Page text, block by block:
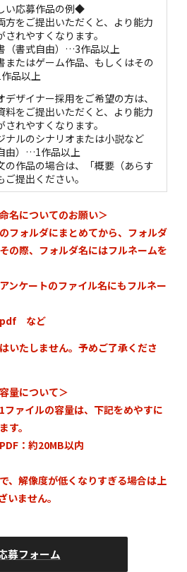
い応募作品の例◆
方をご提出いただくと、より能力
されやすくなります。
（書式自由）…3作品以上
またはゲーム作品、もしくはその
品以上
デザイナー採用をご希望の方は、
料をご提出いただくと、より能力
されやすくなります。
ナルのシナリオまたは小説など
由）…1作品以上
作品の場合は、「概要（あらす
ご提出ください。
名についてのお願い＞
フォルダにまとめてから、フォルダ
の際、フォルダ名にはフルネームを
ンケートのファイル名にもフルネー
など
いたしません。予めご了承くださ
量について＞
ァイルの容量は、下記をめやすに
す。
：約20MB以内
、解像度が低くなりすぎる場合は上
いません。
募フォーム